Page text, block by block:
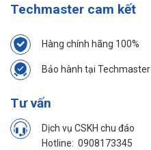
Techmaster cam kết
Hàng chính hãng 100%
Bảo hành tại Techmaster
Tư vấn
Dịch vụ CSKH chu đáo
Hotline: 0908173345